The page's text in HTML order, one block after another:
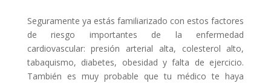
Seguramente ya estás familiarizado con estos factores
de riesgo importantes de la enfermedad
cardiovascular: presión arterial alta, colesterol alto,
tabaquismo, diabetes, obesidad y falta de ejercicio.
También es muy probable que tu médico te haya